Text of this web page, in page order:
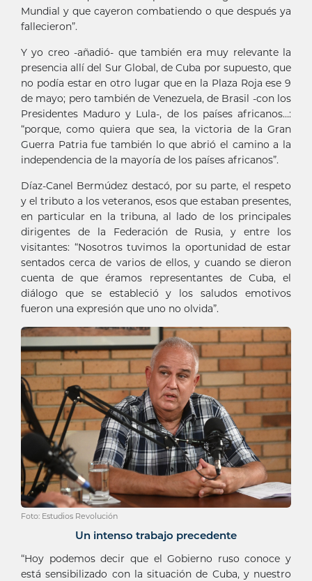
Mundial y que cayeron combatiendo o que después ya
fallecieron”.
Y yo creo -añadió- que también era muy relevante la
presencia allí del Sur Global, de Cuba por supuesto, que
no podía estar en otro lugar que en la Plaza Roja ese 9
de mayo; pero también de Venezuela, de Brasil -con los
Presidentes Maduro y Lula-, de los países africanos…:
“porque, como quiera que sea, la victoria de la Gran
Guerra Patria fue también lo que abrió el camino a la
independencia de la mayoría de los países africanos”.
Díaz-Canel Bermúdez destacó, por su parte, el respeto
y el tributo a los veteranos, esos que estaban presentes,
en particular en la tribuna, al lado de los principales
dirigentes de la Federación de Rusia, y entre los
visitantes: “Nosotros tuvimos la oportunidad de estar
sentados cerca de varios de ellos, y cuando se dieron
cuenta de que éramos representantes de Cuba, el
diálogo que se estableció y los saludos emotivos
fueron una expresión que uno no olvida”.
Foto: Estudios Revolución
Un intenso trabajo precedente
“Hoy podemos decir que el Gobierno ruso conoce y
está sensibilizado con la situación de Cuba, y nuestro